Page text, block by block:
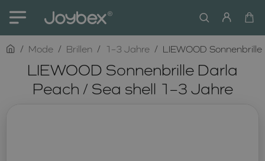
LIEWOOD Sonnenbrille Darla
Peach / Sea shell 1–3 Jahre
homeMode Brillen 1–3 Jahre LIEWOOD